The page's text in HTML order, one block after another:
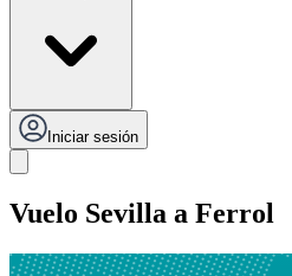
Iniciar sesión
Vuelo Sevilla a Ferrol